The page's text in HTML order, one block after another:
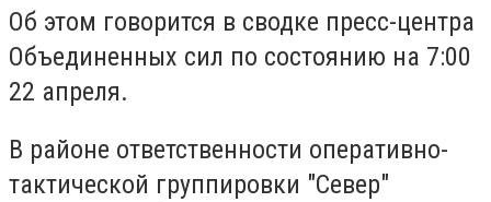
Об этом говорится в сводке пресс-центра
Объединенных сил по состоянию на 7:00
22 апреля.
В районе ответственности оперативно-
тактической группировки "Север"